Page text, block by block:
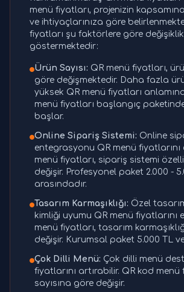
menü fiyatları, projenizin
ve ihtiyaçlarınıza göre
fiyatları şu faktörlere göre değişiklik
göstermektedir:
Ürün Sayısı: QR menü fiyatları,
göre değişmektedir. Daha fazla
yüksek QR menü fiyatları
menü fiyatları başlangıç paketinde
başlar.
Online Sipariş Sistemi: Online
entegrasyonu QR menü fiyatlarını
menü fiyatları, sipariş sistemi
değişir. Profesyonel paket 2.000 -
arasındadır.
Tasarım Karmaşıklığı: Özel
kimliği uyumu QR menü fiyatlarını
menü fiyatları, tasarım
değişir. Kurumsal paket 5.000 TL
Çok Dilli Menü: Çok dilli menü
fiyatlarını artırabilir. QR kod menü
sayısına göre değişir.